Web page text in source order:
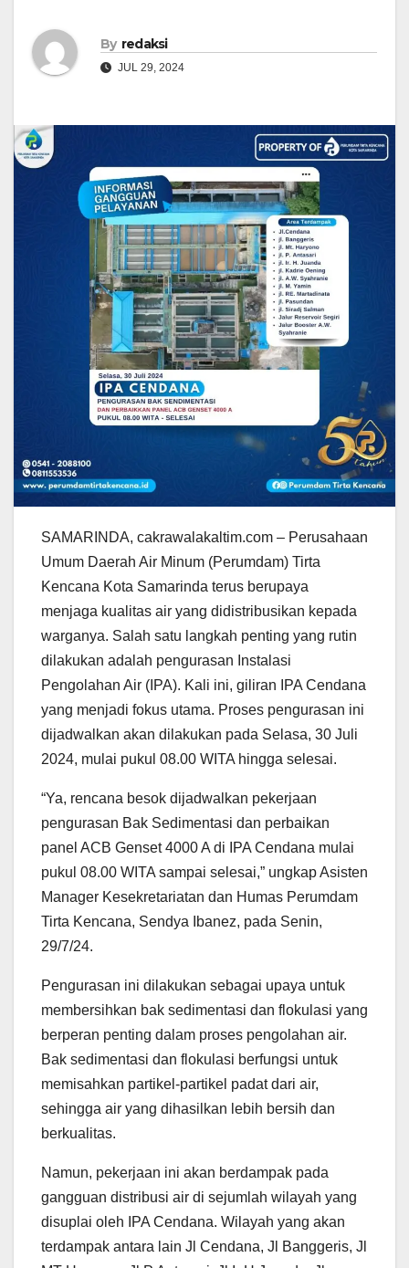
By redaksi
JUL 29, 2024
SAMARINDA, cakrawalakaltim.com – Perusahaan
Umum Daerah Air Minum (Perumdam) Tirta
Kencana Kota Samarinda terus berupaya
menjaga kualitas air yang didistribusikan kepada
warganya. Salah satu langkah penting yang rutin
dilakukan adalah pengurasan Instalasi
Pengolahan Air (IPA). Kali ini, giliran IPA Cendana
yang menjadi fokus utama. Proses pengurasan ini
dijadwalkan akan dilakukan pada Selasa, 30 Juli
2024, mulai pukul 08.00 WITA hingga selesai.
“Ya, rencana besok dijadwalkan pekerjaan
pengurasan Bak Sedimentasi dan perbaikan
panel ACB Genset 4000 A di IPA Cendana mulai
pukul 08.00 WITA sampai selesai,” ungkap Asisten
Manager Kesekretariatan dan Humas Perumdam
Tirta Kencana, Sendya Ibanez, pada Senin,
29/7/24.
Pengurasan ini dilakukan sebagai upaya untuk
membersihkan bak sedimentasi dan flokulasi yang
berperan penting dalam proses pengolahan air.
Bak sedimentasi dan flokulasi berfungsi untuk
memisahkan partikel-partikel padat dari air,
sehingga air yang dihasilkan lebih bersih dan
berkualitas.
Namun, pekerjaan ini akan berdampak pada
gangguan distribusi air di sejumlah wilayah yang
disuplai oleh IPA Cendana. Wilayah yang akan
terdampak antara lain Jl Cendana, Jl Banggeris, Jl